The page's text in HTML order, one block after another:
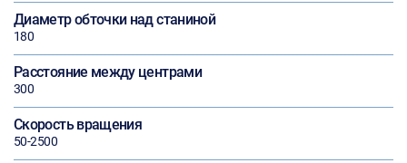
Диаметр обточки над станиной
180
Расстояние между центрами
300
Скорость вращения
50-2500